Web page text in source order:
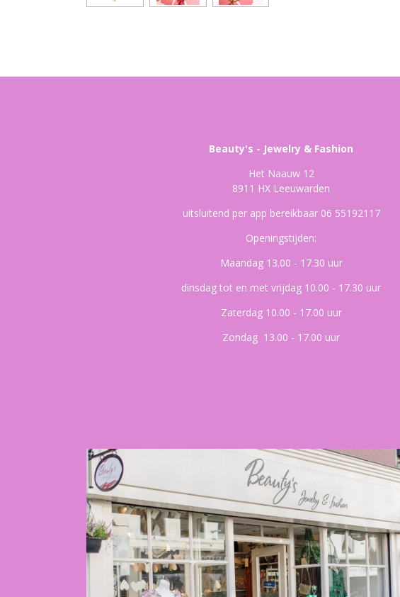
Beauty's - Jewelry & Fashion
Het Naauw 12
8911 HX Leeuwarden
uitsluitend per app bereikbaar 06 55192117
Openingstijden:
Maandag 13.00 - 17.30 uur
dinsdag tot en met vrijdag 10.00 - 17.30 uur
Zaterdag 10.00 - 17.00 uur
Zondag 13.00 - 17.00 uur